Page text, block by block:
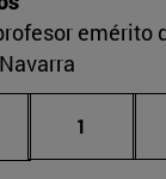
emérito
Página
1